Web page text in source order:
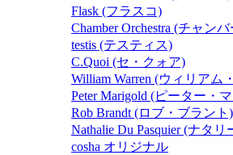
Flask (フラスコ)
Chamber Orchestra (チャン
testis (テスティス)
C.Quoi (セ・クォア)
William Warren (ウィリアム
Peter Marigold (ピーター・
Rob Brandt (ロブ・ブラント)
Nathalie Du Pasquier (ナタ
cosha オリジナル